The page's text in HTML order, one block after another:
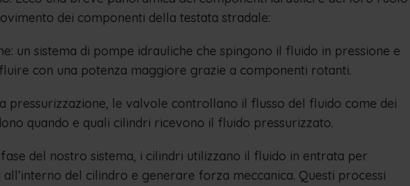
dei componenti della testata stradale:
un sistema di pompe idrauliche che spingono il fluido in pressione e
con una potenza maggiore grazie a componenti rotanti.
pressurizzazione, le valvole controllano il flusso del fluido come dei
quando e quali cilindri ricevono il fluido pressurizzato.
fase del nostro sistema, i cilindri utilizzano il fluido in entrata per
del cilindro e generare forza meccanica. Questi processi